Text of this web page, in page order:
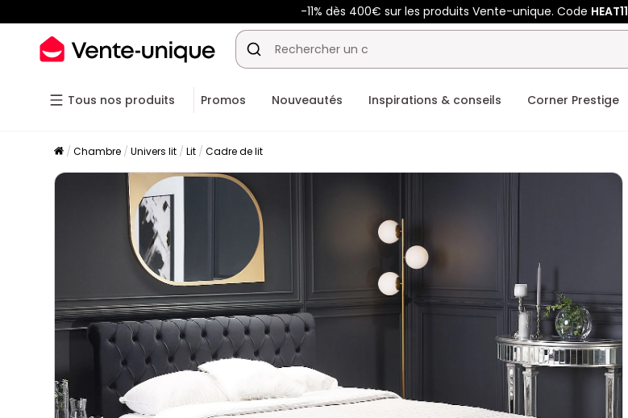
-11% dès 400€ sur les produits Vente-unique. Code HEAT11
Tous nos produits Promos Nouveautés Inspirations & conseils Corner Prestige
Chambre Univers lit Lit Cadre de lit